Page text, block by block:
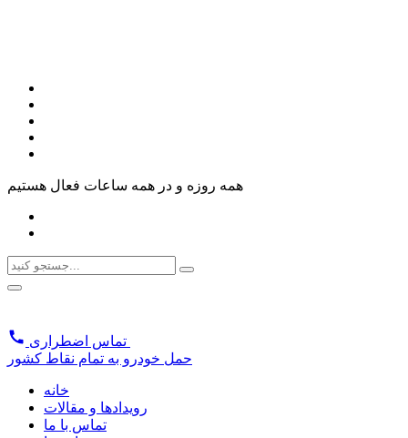
همه روزه و در همه ساعات فعال هستیم
تماس اضطراری
حمل خودرو به تمام نقاط کشور
خانه
رویدادها و مقالات
تماس با ما